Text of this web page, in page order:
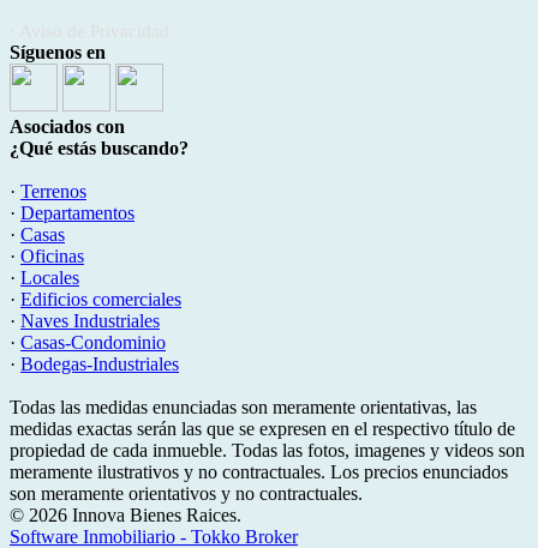
Síguenos en
Asociados con
¿Qué estás buscando?
· Terrenos
· Departamentos
· Casas
· Oficinas
· Locales
· Edificios comerciales
· Naves Industriales
· Casas-Condominio
· Bodegas-Industriales
Todas las medidas enunciadas son meramente orientativas, las
medidas exactas serán las que se expresen en el respectivo título de
propiedad de cada inmueble. Todas las fotos, imagenes y videos son
meramente ilustrativos y no contractuales. Los precios enunciados
son meramente orientativos y no contractuales.
© 2026 Innova Bienes Raices.
Software Inmobiliario - Tokko Broker